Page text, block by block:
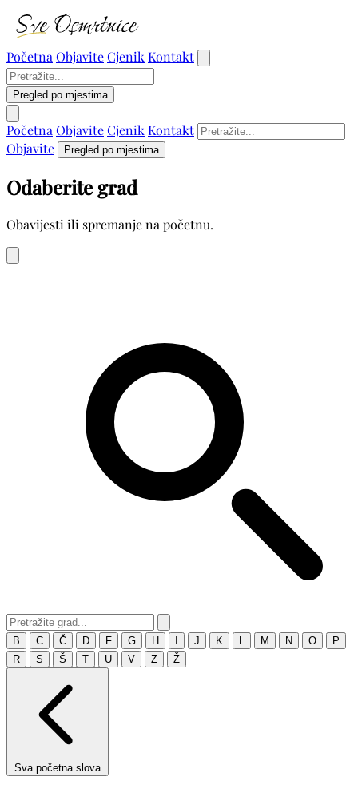
Početna ObjaviteCjenik Kontakt
Pregled po mjestima
Početna ObjaviteCjenik Kontakt
Objavite
Pregled po mjestima
Odaberite grad
Obavijesti ili spremanje na početnu.
B C Č D F G H J K M N O
P
R
S Š T U V Z Ž
Sva početna slova